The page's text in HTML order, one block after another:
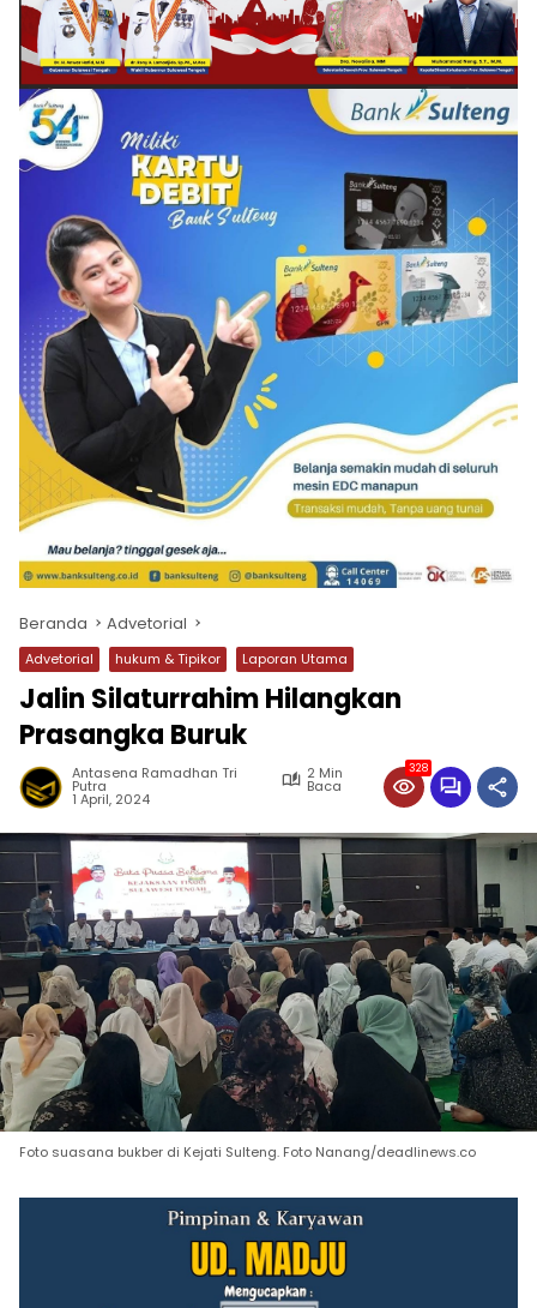
Beranda Advetorial
Advetorial hukum & Tipikor Laporan Utama
Jalin Silaturrahim Hilangkan
Prasangka Buruk
Antasena Ramadhan Tri
Putra
2 Min
Baca
1 April, 2024
328
Foto suasana bukber di Kejati Sulteng. Foto Nanang/deadlinews.co